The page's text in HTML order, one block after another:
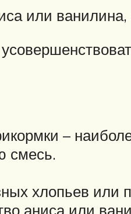
или
–
смесь.
хлопьев или
аниса или